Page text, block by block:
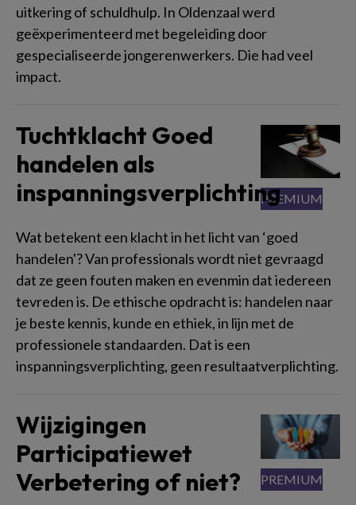
uitkering of schuldhulp. In Oldenzaal werd
geëxperimenteerd met begeleiding door
gespecialiseerde jongerenwerkers. Die had veel
impact.
Tuchtklacht Goed
handelen als
inspanningsverplichting
Wat betekent een klacht in het licht van ‘goed
handelen'? Van professionals wordt niet gevraagd
dat ze geen fouten maken en evenmin dat iedereen
tevreden is. De ethische opdracht is: handelen naar
je beste kennis, kunde en ethiek, in lijn met de
professionele standaarden. Dat is een
inspanningsverplichting, geen resultaatverplichting.
Wijzigingen
Participatiewet
Verbetering of niet?